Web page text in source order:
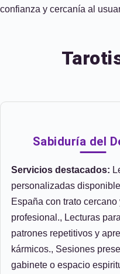
confianza y cercanía al
Sabiduría del
Servicios destacados:
personalizadas
España con trato cercano
profesional., Lecturas
patrones repetitivos y
kármicos., Sesiones
gabinete o espacio